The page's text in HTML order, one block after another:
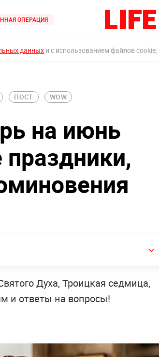
ОПЕРАЦИЯ
данных и с использованием файлов
ПОСТ WOW
на июнь
Духа, Троицкая седмица,
и ответы на вопросы!